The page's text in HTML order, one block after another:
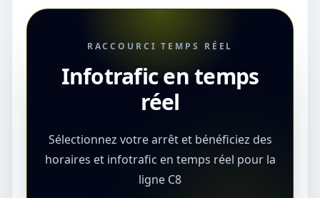
RACCOURCI TEMPS RÉEL
Infotrafic en temps
réel
Sélectionnez votre arrêt et bénéficiez des
horaires et infotrafic en temps réel pour la
ligne C8